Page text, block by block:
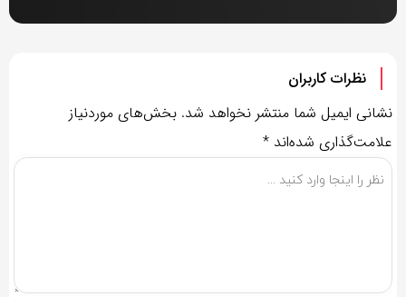
نظرات کاربران
نشانی ایمیل شما منتشر نخواهد شد. بخش‌های موردنیاز
علامت‌گذاری شده‌اند *